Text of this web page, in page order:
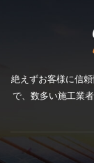
絶えずお客様に信
で、数多い施工業